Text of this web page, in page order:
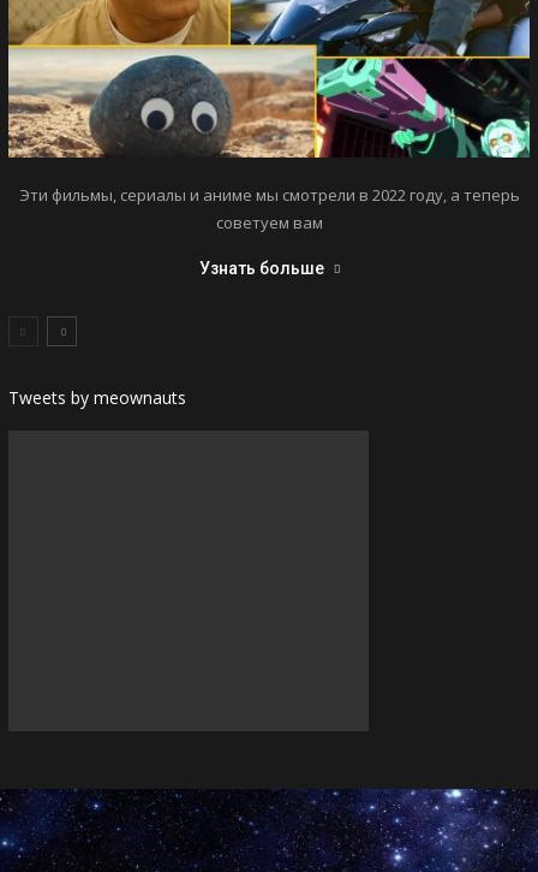
Эти фильмы, сериалы и аниме мы смотрели в 2022 году, а теперь
советуем вам
Узнать больше
Tweets by meownauts